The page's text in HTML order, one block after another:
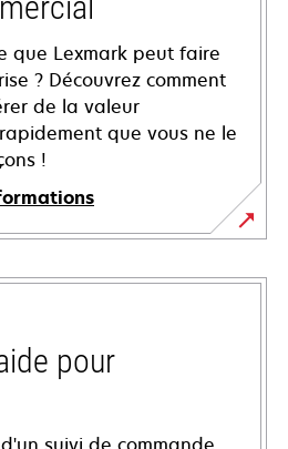
que Lexmark peut faire
? Découvrez comment
de la valeur
que vous ne le
!
pour